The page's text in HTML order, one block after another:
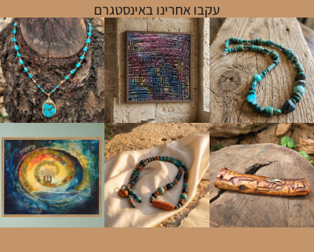
עקבו אחרינו באינסטגרם